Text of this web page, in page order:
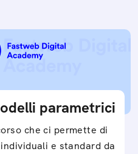
parametrici
che ci permette di
e standard da